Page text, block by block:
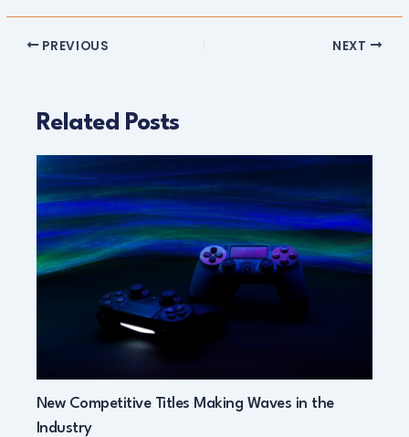
PREVIOUS NEXT
Related Posts
New Competitive Titles Making Waves in the
Industry